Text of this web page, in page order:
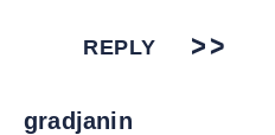
REPLY
gradjanin